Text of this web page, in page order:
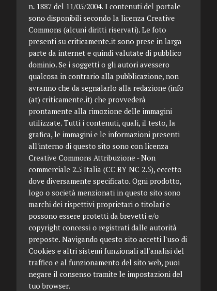
n. 1887 del 11/05/2004. I contenuti del portale
sono disponibili secondo la licenza Creative
Commons (alcuni diritti riservati). Le foto
presenti su criticamente.it sono prese in larga
parte da internet e quindi valutate di pubblico
dominio. Se i soggetti o gli autori avessero
qualcosa in contrario alla pubblicazione, non
avranno che da segnalarlo alla redazione (info
(at) criticamente.it) che provvederà
prontamente alla rimozione delle immagini
utilizzate. Tutti i contenuti, quali, il testo, la
grafica, le immagini e le informazioni presenti
all'interno di questo sito sono con licenza
Creative Commons Attribuzione - Non
commerciale 2.5 Italia (CC BY-NC 2.5), eccetto
dove diversamente specificato. Ogni prodotto,
logo o società menzionati in questo sito sono
marchi dei rispettivi proprietari o titolari e
possono essere protetti da brevetti e/o
copyright concessi o registrati dalle autorità
preposte. Navigando questo sito accetti l'uso di
Cookies e altri sistemi funzionali all'analisi del
traffico e al funzionamento del sito web, puoi
negare il consenso tramite le impostazioni del
tuo browser.